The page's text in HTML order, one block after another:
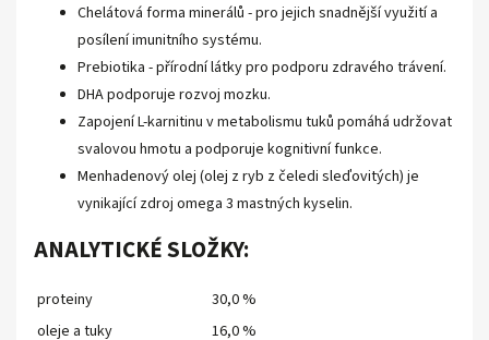
Chelátová forma minerálů - pro jejich snadnější využití a
posílení imunitního systému.
Prebiotika - přírodní látky pro podporu zdravého trávení.
DHA podporuje rozvoj mozku.
Zapojení L-karnitinu v metabolismu tuků pomáhá udržovat
svalovou hmotu a podporuje kognitivní funkce.
Menhadenový olej (olej z ryb z čeledi sleďovitých) je
vynikající zdroj omega 3 mastných kyselin.
ANALYTICKÉ SLOŽKY:
proteiny
30,0 %
oleje a tuky
16,0 %